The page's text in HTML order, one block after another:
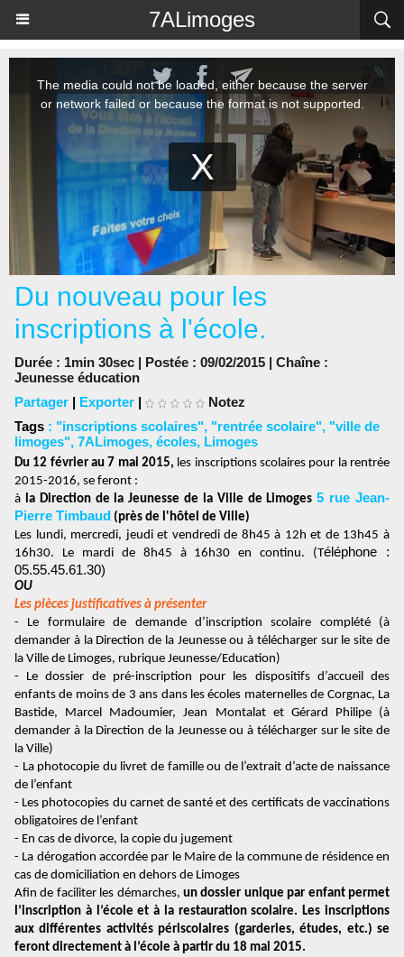
7ALimoges
Du nouveau pour les
inscriptions à l'école.
Durée : 1min 30sec | Postée : 09/02/2015 | Chaîne :
Jeunesse éducation
Partager | Exporter |
Notez
Tags : "inscriptions scolaires", "rentrée scolaire", "ville de
limoges", 7ALimoges, écoles, Limoges
Du 12 février au 7 mai 2015, les inscriptions scolaires pour la rentrée
2015-2016, se feront :
à la Direction de la Jeunesse de la Ville de Limoges5 rue Jean-
Pierre Timbaud (près de l'hôtel de Ville)
Les lundi, mercredi, jeudi et vendredi de 8h45 à 12h et de 13h45 à
16h30. Le mardi de 8h45 à 16h30 en continu. (Téléphone :
05.55.45.61.30)
OU
Les pièces justificatives à présenter
- Le formulaire de demande d’inscription scolaire complété (à
demander à la Direction de la Jeunesse ou à télécharger sur le site de
la Ville de Limoges, rubrique Jeunesse/Education)
- Le dossier de pré-inscription pour les dispositifs d’accueil des
enfants de moins de 3 ans dans les écoles maternelles de Corgnac, La
Bastide, Marcel Madoumier, Jean Montalat et Gérard Philipe (à
demander à la Direction de la Jeunesse ou à télécharger sur le site de
la Ville)
- La photocopie du livret de famille ou de l’extrait d’acte de naissance
de l’enfant
- Les photocopies du carnet de santé et des certificats de vaccinations
obligatoires de l’enfant
- En cas de divorce, la copie du jugement
- La dérogation accordée par le Maire de la commune de résidence en
cas de domiciliation en dehors de Limoges
Afin de faciliter les démarches, un dossier unique par enfant permet
l’inscription à l’école et à la restauration scolaire. Les inscriptions
aux différentes activités périscolaires (garderies, études, etc.) se
feront directement à l’école à partir du 18 mai 2015.